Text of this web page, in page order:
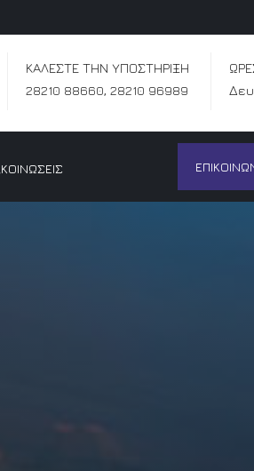
ΚΑΛΕΣΤΕ ΤΗΝ ΥΠΟΣΤΗΡΙΞΗ
28210 88660, 28210 96989